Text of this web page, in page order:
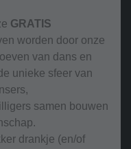
GRATIS
worden door onze
van dans en
unieke sfeer van
samen bouwen
drankje (en/of